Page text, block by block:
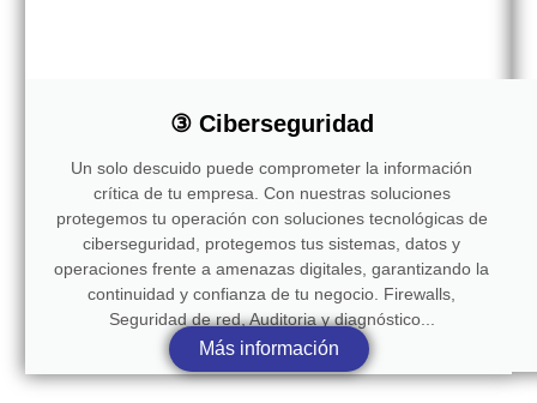
③ Ciberseguridad
Un solo descuido puede comprometer la información
crítica de tu empresa. Con nuestras soluciones
protegemos tu operación con soluciones tecnológicas de
ciberseguridad, protegemos tus sistemas, datos y
operaciones frente a amenazas digitales, garantizando la
continuidad y confianza de tu negocio. Firewalls,
Seguridad de red, Auditoria y diagnóstico...
Más información